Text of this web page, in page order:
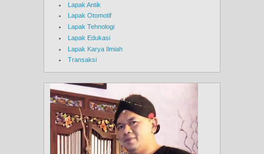
Lapak Antik
Lapak Otomotif
Lapak Tehnologi
Lapak Edukasi
Lapak Karya Ilmiah
Transaksi